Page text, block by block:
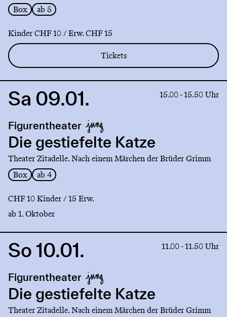
Box
ab 5
Kinder CHF 10 / Erw. CHF 15
Tickets
Link
Die
gestiefelte
Katze
Sa 09.01. 15.00 - 15.50 Uhr
Figurentheater
Die gestiefelte Katze
Theater Zitadelle. Nach einem Märchen der Brüder Grimm
Box
ab 4
CHF 10 Kinder / 15 Erw.
ab 1. Oktober
Link
Die
gestiefelte
Katze
So 10.01. 11.00 - 11.50 Uhr
Figurentheater
Die gestiefelte Katze
Theater Zitadelle. Nach einem Märchen der Brüder Grimm